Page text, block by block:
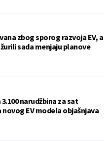
zbog sporog razvoja EV, a
sada menjaju planove
narudžbina za sat
novog EV modela objašnjava